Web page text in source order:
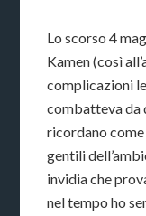
Lo scorso 4
Kamen (così
complicazioni
combatteva da
ricordano
gentili
invidia che
nel tempo ho